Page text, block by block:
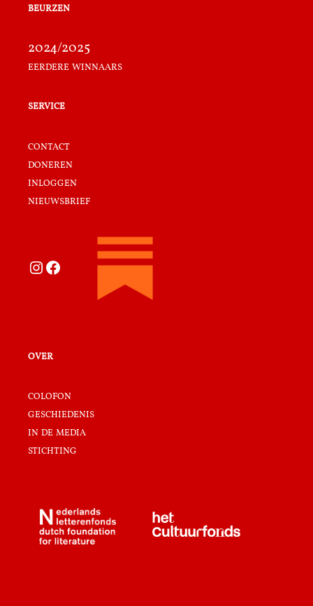
beurzen
2024/2025
eerdere winnaars
service
contact
doneren
inloggen
nieuwsbrief
Instagram Facebook
over
colofon
geschiedenis
in de media
stichting